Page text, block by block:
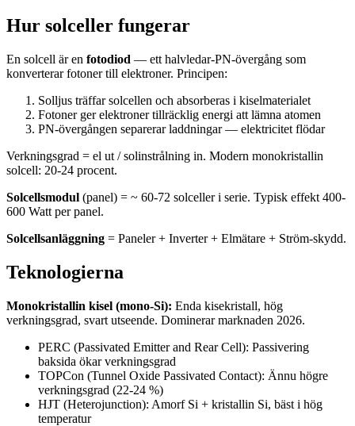
Hur solceller fungerar
En solcell är en fotodiod — ett halvledar-PN-övergång som
konverterar fotoner till elektroner. Principen:
Solljus träffar solcellen och absorberas i kiselmaterialet
Fotoner ger elektroner tillräcklig energi att lämna atomen
PN-övergången separerar laddningar — elektricitet flödar
Verkningsgrad = el ut / solinstrålning in. Modern monokristallin
solcell: 20-24 procent.
Solcellsmodul (panel) = ~ 60-72 solceller i serie. Typisk effekt 400-
600 Watt per panel.
Solcellsanläggning = Paneler + Inverter + Elmätare + Ström-skydd.
Teknologierna
Monokristallin kisel (mono-Si): Enda kisekristall, hög
verkningsgrad, svart utseende. Dominerar marknaden 2026.
PERC (Passivated Emitter and Rear Cell): Passivering
baksida ökar verkningsgrad
TOPCon (Tunnel Oxide Passivated Contact): Ännu högre
verkningsgrad (22-24 %)
HJT (Heterojunction): Amorf Si + kristallin Si, bäst i hög
temperatur